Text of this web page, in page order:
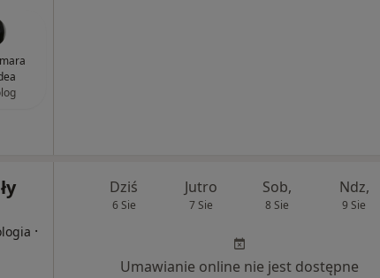
·
Dziś
6 Sie
Jutro
7 Sie
Sob,
8 Sie
Ndz,
9 Sie
Umawianie online nie jest dostępne